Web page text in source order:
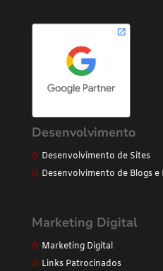
Desenvolvimento
Desenvolvimento de Sites
Desenvolvimento de Blogs
Marketing Digital
Marketing Digital
Links Patrocinados